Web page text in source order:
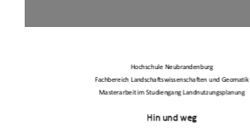
Hochschule Neubrandenburg
Fachbereich Landschaftswissenschaften und Geomatik
Masterarbeit im Studiengang Landnutzungsplanung
Hin und weg